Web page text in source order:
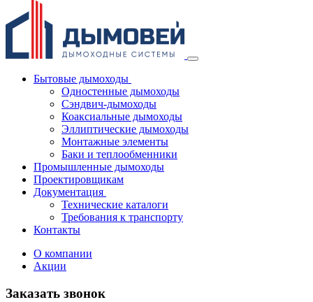
Бытовые дымоходы
Одностенные дымоходы
Сэндвич-дымоходы
Коаксиальные дымоходы
Эллиптические дымоходы
Монтажные элементы
Баки и теплообменники
Промышленные дымоходы
Проектировщикам
Документация
Технические каталоги
Требования к транспорту
Контакты
О компании
Акции
Заказать звонок